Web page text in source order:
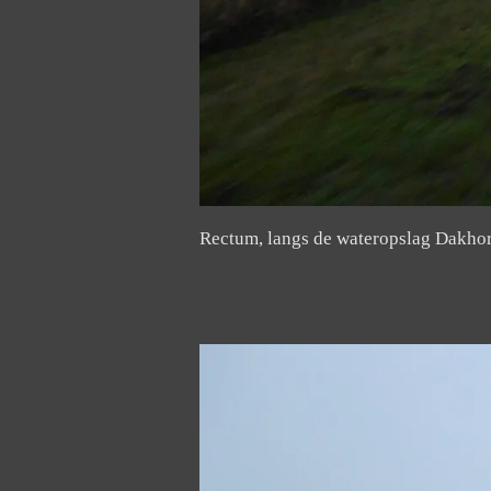
Rectum, langs de wateropslag